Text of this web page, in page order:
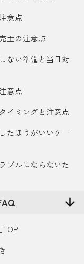
意点
主の注意点
ない準備と当日対
意点
イミングと注意点
たほうがいいケー
ブルにならないた